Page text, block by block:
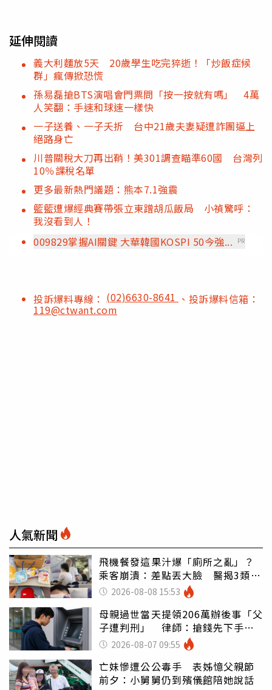
延伸閱讀
義大利麵放5天 20歲學生吃完猝逝！「炒飯症候
群」瘋傳掀恐慌
孫易磊搶BTS演唱會門票問「按一按就有嗎」 4萬
人笑翻：手速和球速一樣快
一子送養、一子夭折 台中21歲夫妻疑遭詐團逼上
絕路身亡
川普關稅大刀再出鞘！美301調查瞄準60國 台灣列
10％課稅名單
更多最新熱門議題：熊本7.1強震
籃籃遭爆經典賽帶張立東蹭胡瓜飯局 小禎驚呼：
我沒看到人！
009829掌握AI關鍵 大華韓國KOSPI 50今強...
PR
投訴爆料專線： (02)6630-8641 、投訴爆料信箱：
119@ctwant.com
人氣新聞
飛機餐發這果汁爆「廁所之亂」？
乘客崩潰：差點丟大臉 醫揭3類人
別亂喝
2026-08-08 15:53
母親過世當天提領206萬辦後事「父
子遭判刑」 律師：搶錢先下手是
罪 2026-08-07 09:55
亡妹慘遭公公毒手 表姊憶父親節
前夕：小舅舅仍到殯儀館陪她說話